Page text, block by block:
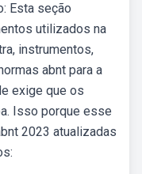
Esta seção
utilizados na
instrumentos,
abnt para a
exige que os
Isso porque esse
2023 atualizadas